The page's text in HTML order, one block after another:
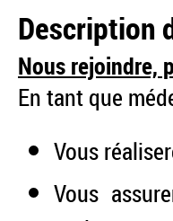
Description
Nous rejoindre,
En tant que
Vous
Vous